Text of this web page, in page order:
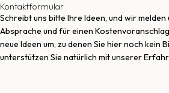
Kontaktformular
Schreibt uns bitte Ihre Ideen, und wir melden
Absprache und für einen
neue Ideen um, zu denen Sie hier noch kein
unterstützen Sie natürlich mit unserer